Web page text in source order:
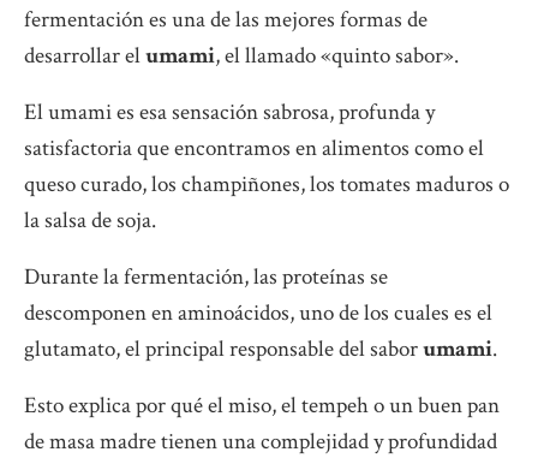
fermentación es una de las mejores formas de
desarrollar elumami, el llamado «quinto sabor».
El umami es esa sensación sabrosa, profunda y
satisfactoria que encontramos en alimentos como el
queso curado, los champiñones, los tomates maduros o
la salsa de soja.
Durante la fermentación, las proteínas se
descomponen en aminoácidos, uno de los cuales es el
glutamato, el principal responsable del saborumami.
Esto explica por qué el miso, el tempeh o un buen pan
de masa madre tienen una complejidad y profundidad